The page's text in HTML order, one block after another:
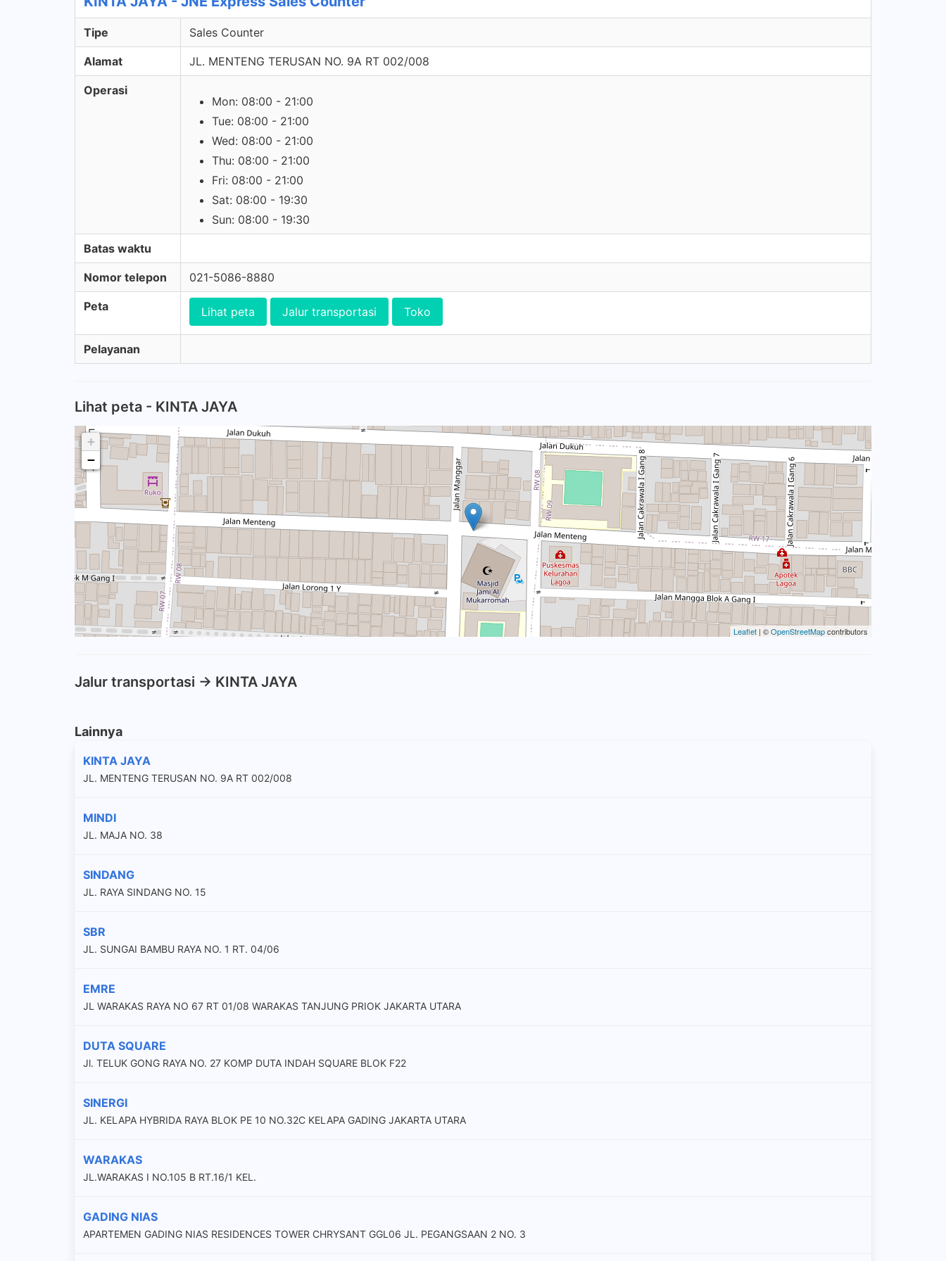
Tipe Sales Counter
Alamat JL. MENTENG TERUSAN NO. 9A RT 002/008
Operasi
Mon: 08:00 - 21:00
Tue: 08:00 - 21:00
Wed: 08:00 - 21:00
Thu: 08:00 - 21:00
Fri: 08:00 - 21:00
Sat: 08:00 - 19:30
Sun: 08:00 - 19:30
Batas waktu
Nomor telepon 021-5086-8880
Peta Lihat peta Jalur transportasi Toko
Pelayanan
Lihat peta - KINTA JAYA
+
−
Leaflet | ©OpenStreetMapcontributors
Jalur transportasi -> KINTA JAYA
Lainnya
KINTA JAYA
JL. MENTENG TERUSAN NO. 9A RT 002/008
MINDI
JL. MAJA NO. 38
SINDANG
JL. RAYA SINDANG NO. 15
SBR
JL. SUNGAI BAMBU RAYA NO. 1 RT. 04/06
EMRE
JL WARAKAS RAYA NO 67 RT 01/08 WARAKAS TANJUNG PRIOK JAKARTA UTARA
DUTA SQUARE
Jl. TELUK GONG RAYA NO. 27 KOMP DUTA INDAH SQUARE BLOK F22
SINERGI
JL. KELAPA HYBRIDA RAYA BLOK PE 10 NO.32C KELAPA GADING JAKARTA UTARA
WARAKAS
JL.WARAKAS I NO.105 B RT.16/1 KEL.
GADING NIAS
APARTEMEN GADING NIAS RESIDENCES TOWER CHRYSANT GGL06 JL. PEGANGSAAN 2 NO. 3